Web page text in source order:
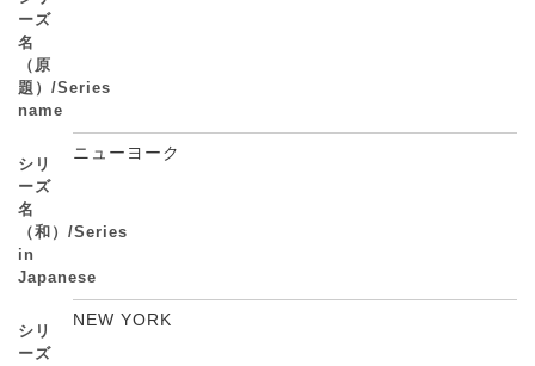
ーズ
名
（原
題）/Series
name
シリ
ーズ
名
（和）/Series
in
Japanese
ニューヨーク
シリ
ーズ
NEW YORK